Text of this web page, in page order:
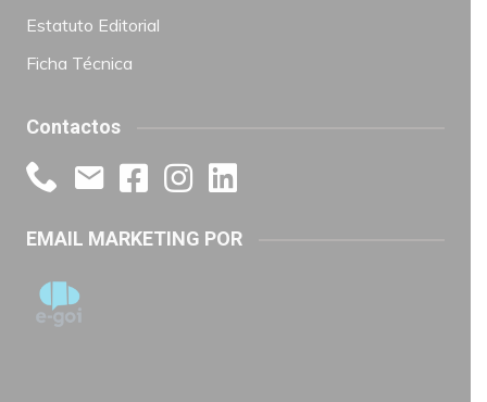
Estatuto Editorial
Ficha Técnica
Contactos
EMAIL MARKETING POR